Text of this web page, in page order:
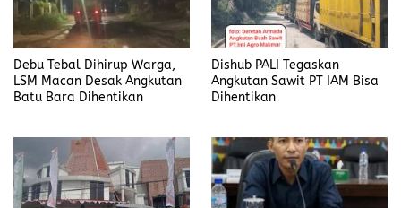
Debu Tebal Dihirup Warga,
LSM Macan Desak Angkutan
Batu Bara Dihentikan
Dishub PALI Tegaskan
Angkutan Sawit PT IAM Bisa
Dihentikan